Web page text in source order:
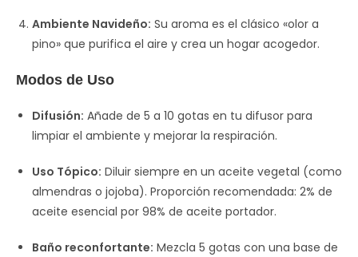
Ambiente Navideño: Su aroma es el clásico «olor a
pino» que purifica el aire y crea un hogar acogedor.
Modos de Uso
Difusión: Añade de 5 a 10 gotas en tu difusor para
limpiar el ambiente y mejorar la respiración.
Uso Tópico: Diluir siempre en un aceite vegetal (como
almendras o jojoba). Proporción recomendada: 2% de
aceite esencial por 98% de aceite portador.
Baño reconfortante: Mezcla 5 gotas con una base de